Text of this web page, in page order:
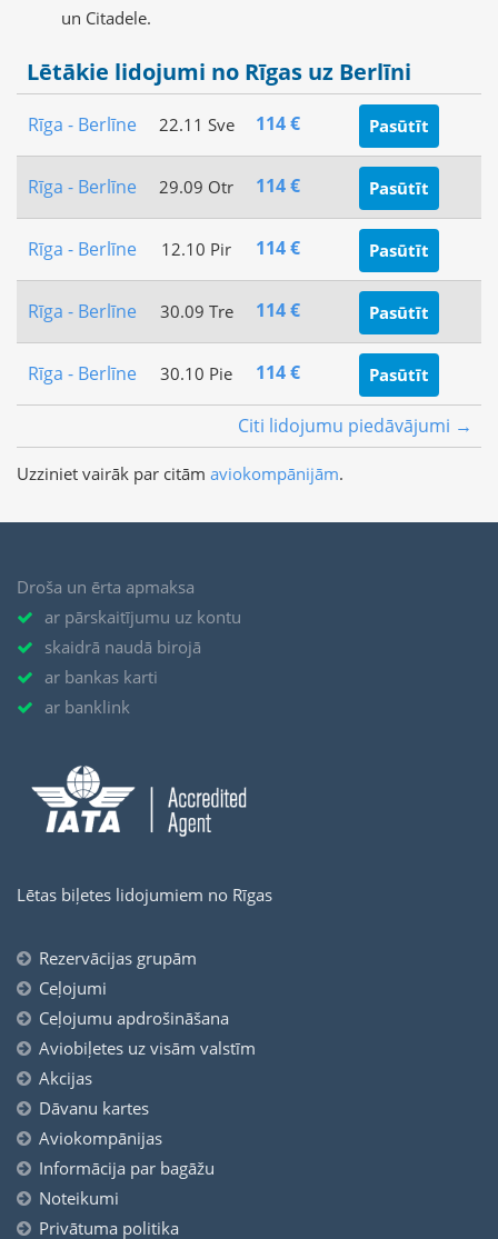
un Citadele.
Lētākie lidojumi no Rīgas uz Berlīni
Citi lidojumu piedāvājumi →
Rīga - Berlīne 22.11 Sve 114 € Pasūtīt
Rīga - Berlīne 29.09 Otr 114 € Pasūtīt
Rīga - Berlīne 12.10 Pir 114 € Pasūtīt
Rīga - Berlīne 30.09 Tre 114 € Pasūtīt
Rīga - Berlīne 30.10 Pie 114 € Pasūtīt
Uzziniet vairāk par citām aviokompānijām.
Droša un ērta apmaksa
ar pārskaitījumu uz kontu
skaidrā naudā birojā
ar bankas karti
ar banklink
Lētas biļetes lidojumiem no Rīgas
Rezervācijas grupām
Ceļojumi
Ceļojumu apdrošināšana
Aviobiļetes uz visām valstīm
Akcijas
Dāvanu kartes
Aviokompānijas
Informācija par bagāžu
Noteikumi
Privātuma politika